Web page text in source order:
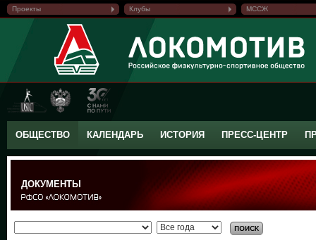
Проекты Клубы МССЖ
ОБЩЕСТВО КАЛЕНДАРЬ ИСТОРИЯ ПРЕСС-ЦЕНТР
ДОКУМЕНТЫ